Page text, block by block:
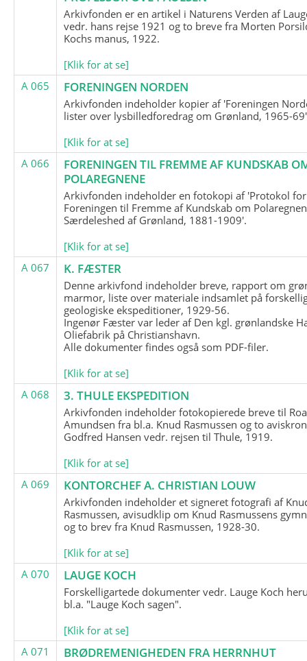
Arkivfonden er en artikel i Naturens Verden af
vedr. hans rejse 1921 og to breve fra Morten
Kochs manus, 1922.
[Klik for at se]
A 065
FORENINGEN NORDEN
Arkivfonden indeholder kopier af 'Foreningen
lister over lysbilledforedrag om Grønland, 1965-
[Klik for at se]
A 066
FORENINGEN TIL FREMME AF KUNDSKAB
POLAREGNENE
Arkivfonden indeholder en fotokopi af 'Protokol for
Foreningen til Fremme af Kundskab om
Særdeleshed af Grønland, 1881-1909'.
[Klik for at se]
A 067
K. FÆSTER
Denne arkivfond indeholder breve, rapport om
marmor, liste over materiale indsamlet på
geologiske ekspeditioner, 1929-56.
Ingenør Fæster var leder af Den kgl. grønlandske
Oliefabrik på Christianshavn.
Alle dokumenter findes også som PDF-filer.
[Klik for at se]
A 068
3. THULE EKSPEDITION
Arkivfonden indeholder fotokopierede breve til
Amundsen fra bl.a. Knud Rasmussen og to
Godfred Hansen vedr. rejsen til Thule, 1919.
[Klik for at se]
A 069
KONTORCHEF A. CHRISTIAN LOUW
Arkivfonden indeholder et signeret fotografi af
Rasmussen, avisudklip om Knud Rasmussens
og to brev fra Knud Rasmussen, 1928-30.
[Klik for at se]
A 070
LAUGE KOCH
Forskelligartede dokumenter vedr. Lauge Koch
bl.a. "Lauge Koch sagen".
[Klik for at se]
A 071
BRØDREMENIGHEDEN FRA HERRNHUT